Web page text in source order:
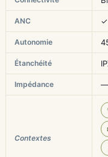
ANC ✓
Autonomie
Étanchéité
Impédance —
Contextes